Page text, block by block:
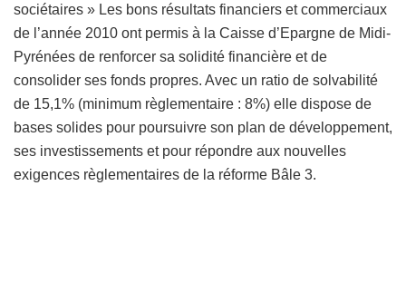
sociétaires » Les bons résultats financiers et commerciaux
de l’année 2010 ont permis à la Caisse d’Epargne de Midi-
Pyrénées de renforcer sa solidité financière et de
consolider ses fonds propres. Avec un ratio de solvabilité
de 15,1% (minimum règlementaire : 8%) elle dispose de
bases solides pour poursuivre son plan de développement,
ses investissements et pour répondre aux nouvelles
exigences règlementaires de la réforme Bâle 3.